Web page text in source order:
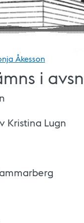
Åkesson
i
Kristina Lugn